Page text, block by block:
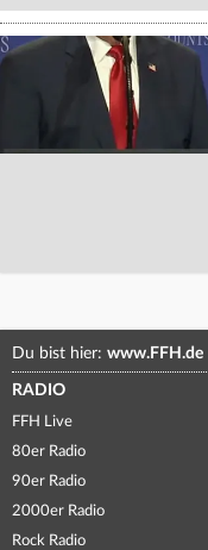
Du bist hier: www.FFH.de
RADIO
FFH Live
80er Radio
90er Radio
2000er Radio
Rock Radio